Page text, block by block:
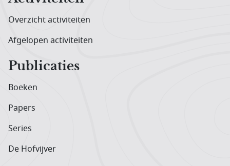
Overzicht activiteiten
Afgelopen activiteiten
Publicaties
Boeken
Papers
Series
De Hofvijver